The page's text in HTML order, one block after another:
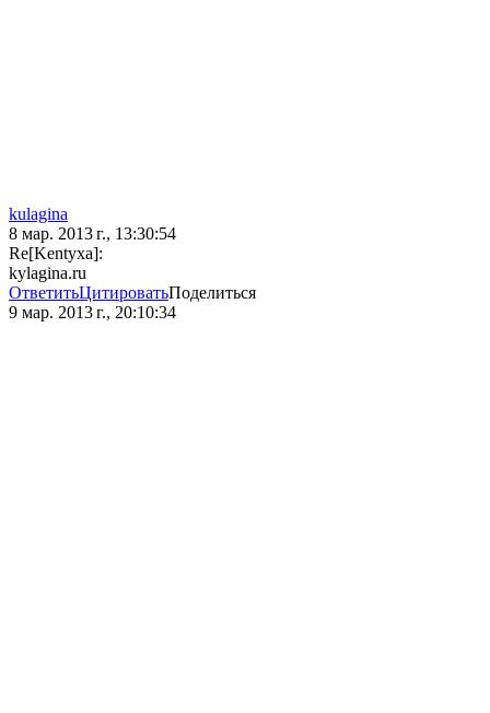
kulagina
8 мар. 2013 г., 13:30:54
Re[Kentyxa]:
kylagina.ru
ОтветитьЦитироватьПоделиться
9 мар. 2013 г., 20:10:34